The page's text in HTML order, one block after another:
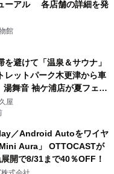
ーアル 各店舗の詳細を発
館
を避けて「温泉＆サウナ」
レットパーク木更津から車
舞音 袖ケ浦店が夏フェア
供
屋
／Android Autoをワイヤ
Aura」 OTTOCASTが
開で8/31まで40％OFF！